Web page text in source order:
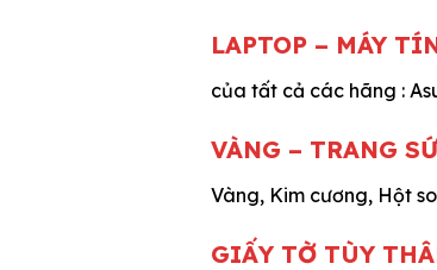
LAPTOP – MÁY
của tất cả các hãng :
VÀNG – TRANG
Vàng, Kim cương, Hột
GIẤY TỜ TÙY